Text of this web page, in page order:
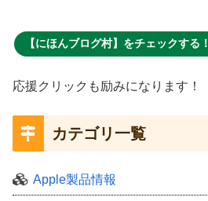
【にほんブログ村】をチェックする！
応援クリックも励みになります！
カテゴリ一覧
Apple製品情報